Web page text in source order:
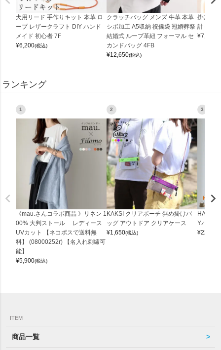
犬用リード 手作りキット 本革 ロ
ープ レザークラフト DIY ハンド
メイド 初心者 7F
¥6,200(税込)
クラッチバッグ メンズ 牛革 本革
シボ加工 A5収納 祝儀袋 冠婚葬祭
結婚式 ループ革紐 フォーマル セ
カンドバッグ 4FB
¥12,650(税込)
掛け時
計
¥7,150
ランキング
1
《mau.さんコラボ商品 》リネン 1
00% 大判ストール レディース
UVカット 【ネコポスで送料無
料】 (08000252r) 【名入れ刺繍可
能】
¥5,900(税込)
2
KAKSI クリアポーチ 斜め掛けバ
ッグ アウトドア クリアケース
¥1,650(税込)
3
Yバッグ
¥22,000
ITEM
商品一覧